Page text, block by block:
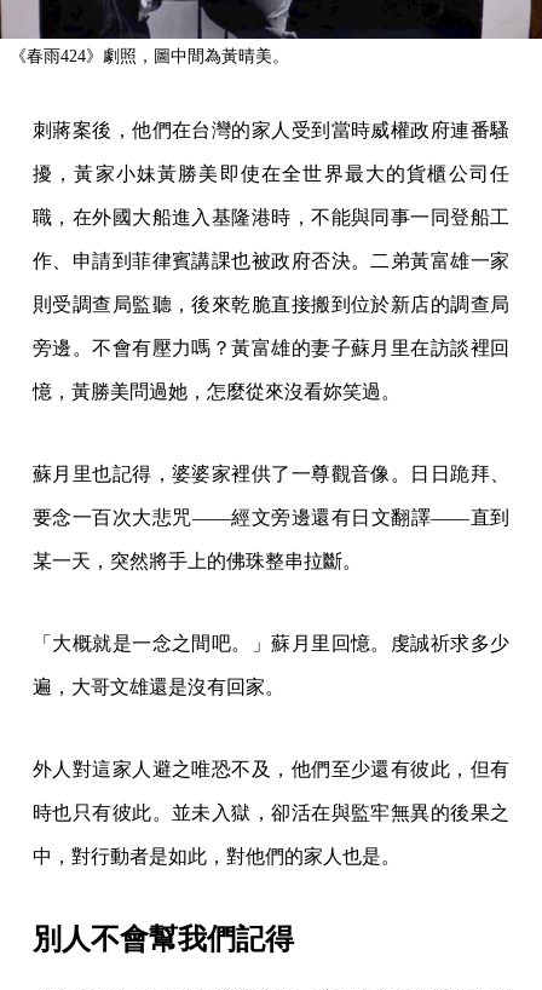
《春雨424》劇照，圖中間為黃晴美。
刺蔣案後，他們在台灣的家人受到當時威權政府連番騷
擾，黃家小妹黃勝美即使在全世界最大的貨櫃公司任
職，在外國大船進入基隆港時，不能與同事一同登船工
作、申請到菲律賓講課也被政府否決。二弟黃富雄一家
則受調查局監聽，後來乾脆直接搬到位於新店的調查局
旁邊。不會有壓力嗎？黃富雄的妻子蘇月里在訪談裡回
憶，黃勝美問過她，怎麼從來沒看妳笑過。
蘇月里也記得，婆婆家裡供了一尊觀音像。日日跪拜、
要念一百次大悲咒——經文旁邊還有日文翻譯——直到
某一天，突然將手上的佛珠整串拉斷。
「大概就是一念之間吧。」蘇月里回憶。虔誠祈求多少
遍，大哥文雄還是沒有回家。
外人對這家人避之唯恐不及，他們至少還有彼此，但有
時也只有彼此。並未入獄，卻活在與監牢無異的後果之
中，對行動者是如此，對他們的家人也是。
別人不會幫我們記得